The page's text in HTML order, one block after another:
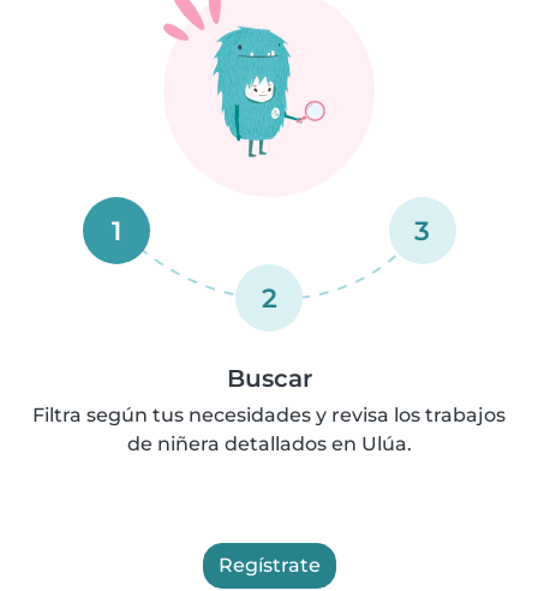
1
2
3
Buscar
Filtra según tus necesidades y revisa los trabajos
de niñera detallados en Ulúa.
Regístrate